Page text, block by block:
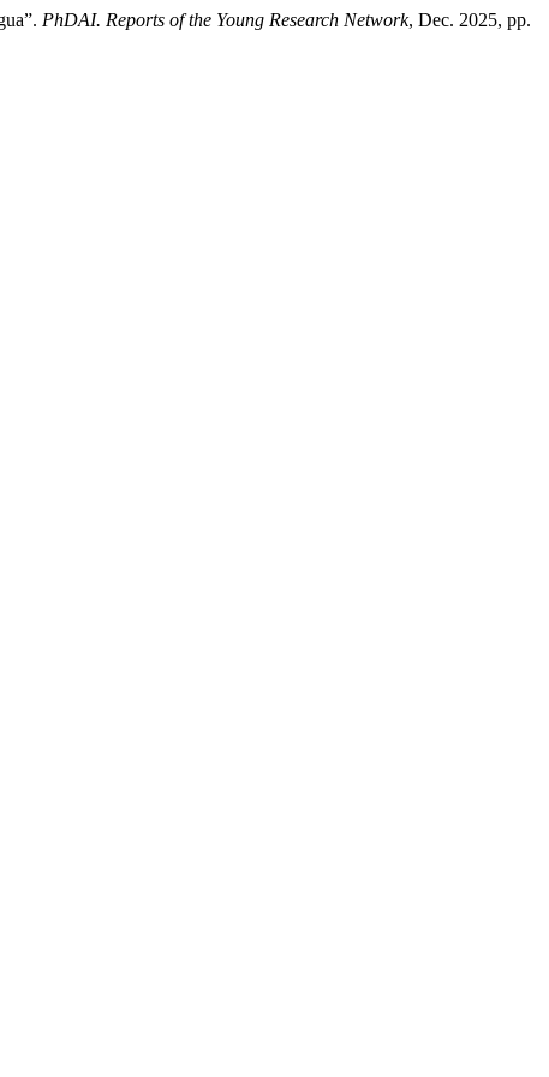
PhDAI. Reports of the Young Research Network, Dec. 2025, pp.